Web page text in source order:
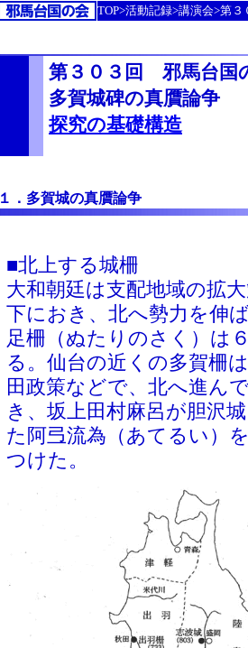
TOP>活動記録>講演会>第３
第３０３回 邪馬台国
多賀城碑の真贋論争
探究の基礎構造
１．多賀城の真贋論争
■北上する城柵
大和朝廷は支配地域の拡
下におき、北へ勢力を伸
足柵（ぬたりのさく）は
る。仙台の近くの多賀柵
田政策などで、北へ進ん
き、坂上田村麻呂が胆沢
た阿弖流為（あてるい）
つけた。